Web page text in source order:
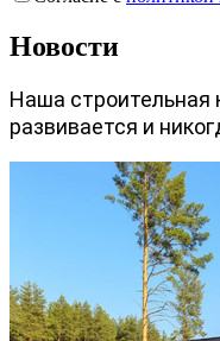
Новости
Наша строительная
развивается и